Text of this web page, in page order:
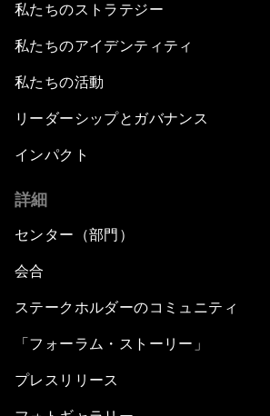
私たちのストラテジー
私たちのアイデンティティ
私たちの活動
リーダーシップとガバナンス
インパクト
詳細
センター（部門）
会合
ステークホルダーのコミュニティ
「フォーラム・ストーリー」
プレスリリース